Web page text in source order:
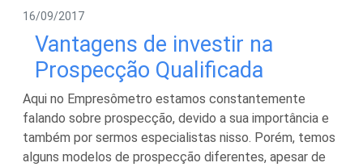
16/09/2017
Vantagens de investir na
Prospecção Qualificada
Aqui no Empresômetro estamos constantemente
falando sobre prospecção, devido a sua importância e
também por sermos especialistas nisso. Porém, temos
alguns modelos de prospecção diferentes, apesar de